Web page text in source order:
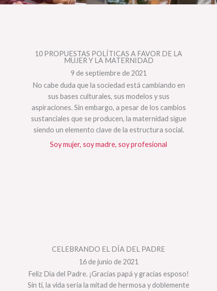
10 PROPUESTAS POLÍTICAS A FAVOR DE LA
MUJER Y LA MATERNIDAD
9 de septiembre de 2021
No cabe duda que la sociedad está cambiando en
sus bases culturales, sus modelos y sus
aspiraciones. Sin embargo, a pesar de los cambios
sustanciales que se producen, la maternidad sigue
siendo un elemento clave de la estructura social.
Soy mujer, soy madre, soy profesional
CELEBRANDO EL DÍA DEL PADRE
16 de junio de 2021
Feliz Día del Padre. ¡Gracias papá y gracias esposo!
Sin ti, la vida sería la mitad de hermosa y doblemente